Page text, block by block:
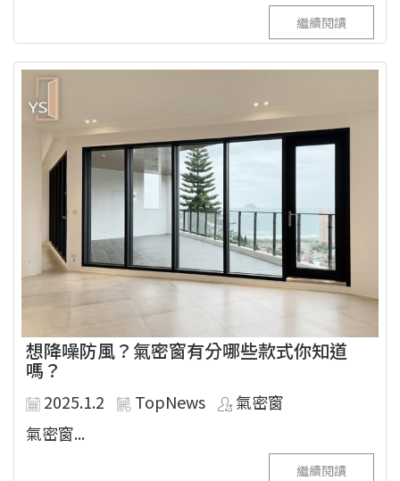
繼續閱讀
想降噪防風？氣密窗有分哪些款式你知道
嗎？
2025.1.2 TopNews
氣密窗
氣密窗...
繼續閱讀